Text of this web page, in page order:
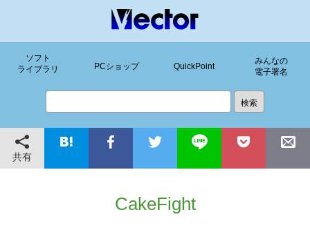
ソフト
ライブラリ
PCショップ QuickPoint
みんなの
電子署名
共有
CakeFight